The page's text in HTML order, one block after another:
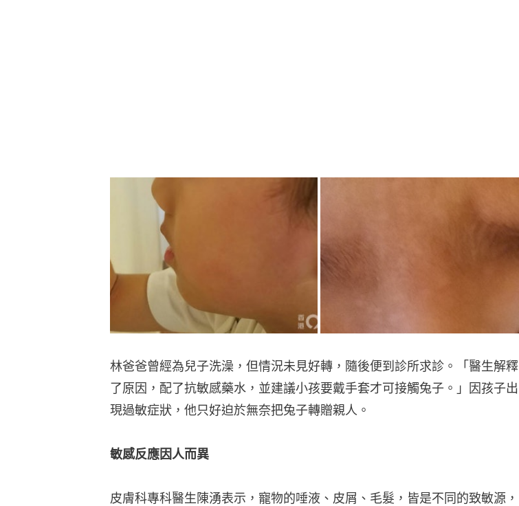
林爸爸曾經為兒子洗澡，但情況未見好轉，隨後便到診所求診。「醫生解釋
了原因，配了抗敏感藥水，並建議小孩要戴手套才可接觸兔子。」因孩子出
現過敏症狀，他只好迫於無奈把兔子轉贈親人。
敏感反應因人而異
皮膚科專科醫生陳湧表示，寵物的唾液、皮屑、毛髮，皆是不同的致敏源，